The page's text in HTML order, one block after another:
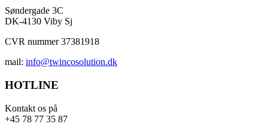
Søndergade 3C
DK-4130 Viby Sj
CVR nummer 37381918
mail: info@twincosolution.dk
HOTLINE
Kontakt os på
+45 78 77 35 87